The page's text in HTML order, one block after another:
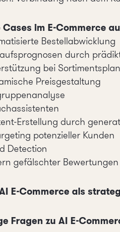
Cases im E-Commerce
Bestellabwicklung
durch
bei
Preisgestaltung
Erstellung durch
potenzieller Kunden
Detection
gefälschter Bewertungen
E-Commerce als
Fragen zu AI E-